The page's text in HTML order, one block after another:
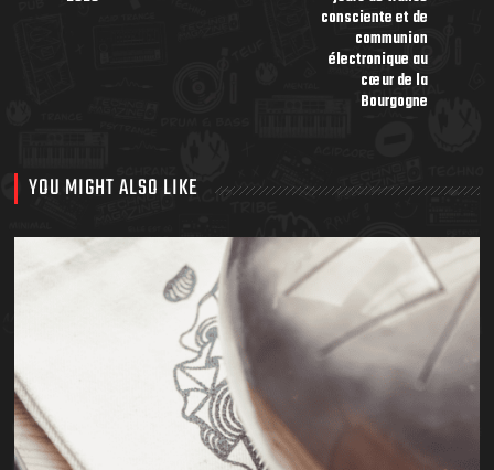
consciente et de
communion
électronique au
cœur de la
Bourgogne
YOU MIGHT ALSO LIKE